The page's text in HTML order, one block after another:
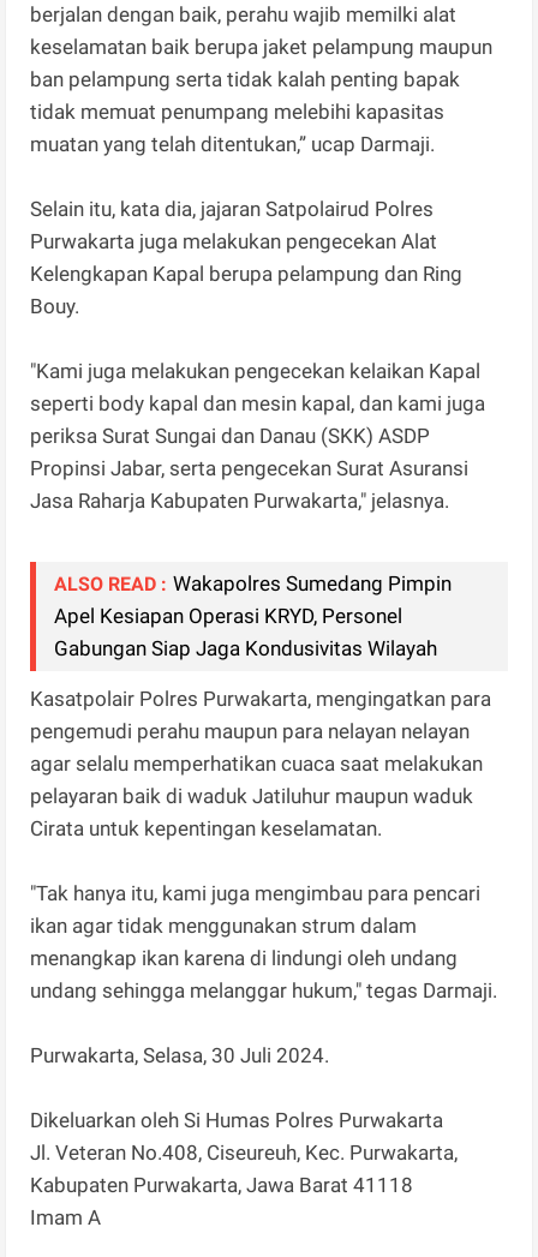
berjalan dengan baik, perahu wajib memilki alat
keselamatan baik berupa jaket pelampung maupun
ban pelampung serta tidak kalah penting bapak
tidak memuat penumpang melebihi kapasitas
muatan yang telah ditentukan,” ucap Darmaji.
Selain itu, kata dia, jajaran Satpolairud Polres
Purwakarta juga melakukan pengecekan Alat
Kelengkapan Kapal berupa pelampung dan Ring
Bouy.
"Kami juga melakukan pengecekan kelaikan Kapal
seperti body kapal dan mesin kapal, dan kami juga
periksa Surat Sungai dan Danau (SKK) ASDP
Propinsi Jabar, serta pengecekan Surat Asuransi
Jasa Raharja Kabupaten Purwakarta," jelasnya.
ALSO READ : Wakapolres Sumedang Pimpin
Apel Kesiapan Operasi KRYD, Personel
Gabungan Siap Jaga Kondusivitas Wilayah
Kasatpolair Polres Purwakarta, mengingatkan para
pengemudi perahu maupun para nelayan nelayan
agar selalu memperhatikan cuaca saat melakukan
pelayaran baik di waduk Jatiluhur maupun waduk
Cirata untuk kepentingan keselamatan.
"Tak hanya itu, kami juga mengimbau para pencari
ikan agar tidak menggunakan strum dalam
menangkap ikan karena di lindungi oleh undang
undang sehingga melanggar hukum," tegas Darmaji.
Purwakarta, Selasa, 30 Juli 2024.
Dikeluarkan oleh Si Humas Polres Purwakarta
Jl. Veteran No.408, Ciseureuh, Kec. Purwakarta,
Kabupaten Purwakarta, Jawa Barat 41118
Imam A